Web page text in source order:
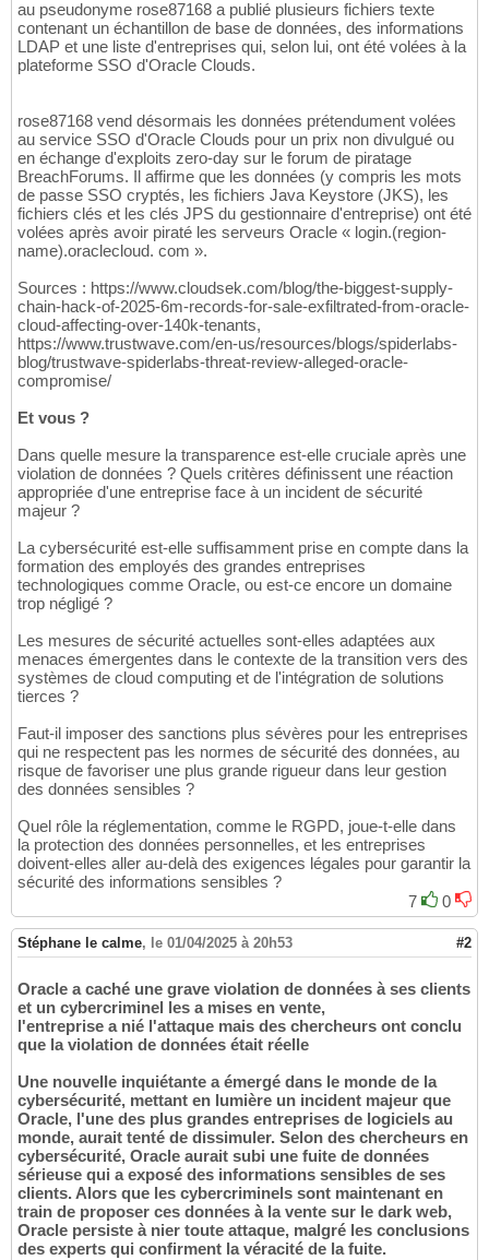
au pseudonyme rose87168 a publié plusieurs fichiers texte
contenant un échantillon de base de données, des informations
LDAP et une liste d'entreprises qui, selon lui, ont été volées à la
plateforme SSO d'Oracle Clouds.
rose87168 vend désormais les données prétendument volées
au service SSO d'Oracle Clouds pour un prix non divulgué ou
en échange d'exploits zero-day sur le forum de piratage
BreachForums. Il affirme que les données (y compris les mots
de passe SSO cryptés, les fichiers Java Keystore (JKS), les
fichiers clés et les clés JPS du gestionnaire d'entreprise) ont été
volées après avoir piraté les serveurs Oracle « login.(region-
name).oraclecloud. com ».
Sources : https://www.cloudsek.com/blog/the-biggest-supply-
chain-hack-of-2025-6m-records-for-sale-exfiltrated-from-oracle-
cloud-affecting-over-140k-tenants,
https://www.trustwave.com/en-us/resources/blogs/spiderlabs-
blog/trustwave-spiderlabs-threat-review-alleged-oracle-
compromise/
Et vous ?
Dans quelle mesure la transparence est-elle cruciale après une
violation de données ? Quels critères définissent une réaction
appropriée d'une entreprise face à un incident de sécurité
majeur ?
La cybersécurité est-elle suffisamment prise en compte dans la
formation des employés des grandes entreprises
technologiques comme Oracle, ou est-ce encore un domaine
trop négligé ?
Les mesures de sécurité actuelles sont-elles adaptées aux
menaces émergentes dans le contexte de la transition vers des
systèmes de cloud computing et de l'intégration de solutions
tierces ?
Faut-il imposer des sanctions plus sévères pour les entreprises
qui ne respectent pas les normes de sécurité des données, au
risque de favoriser une plus grande rigueur dans leur gestion
des données sensibles ?
Quel rôle la réglementation, comme le RGPD, joue-t-elle dans
la protection des données personnelles, et les entreprises
doivent-elles aller au-delà des exigences légales pour garantir la
sécurité des informations sensibles ?
7
0
Stéphane le calme, le 01/04/2025 à 20h53 #2
Oracle a caché une grave violation de données à ses clients
et un cybercriminel les a mises en vente,
l'entreprise a nié l'attaque mais des chercheurs ont conclu
que la violation de données était réelle
Une nouvelle inquiétante a émergé dans le monde de la
cybersécurité, mettant en lumière un incident majeur que
Oracle, l'une des plus grandes entreprises de logiciels au
monde, aurait tenté de dissimuler. Selon des chercheurs en
cybersécurité, Oracle aurait subi une fuite de données
sérieuse qui a exposé des informations sensibles de ses
clients. Alors que les cybercriminels sont maintenant en
train de proposer ces données à la vente sur le dark web,
Oracle persiste à nier toute attaque, malgré les conclusions
des experts qui confirment la véracité de la fuite.